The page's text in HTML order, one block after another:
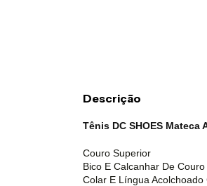
Descrição
Tênis DC SHOES Mateca
Couro Superior
Bico E Calcanhar De
Colar E Língua